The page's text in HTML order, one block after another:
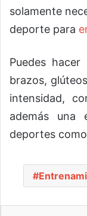
solamente
deporte para
Puedes hacer
brazos,
intensidad,
además una
deportes